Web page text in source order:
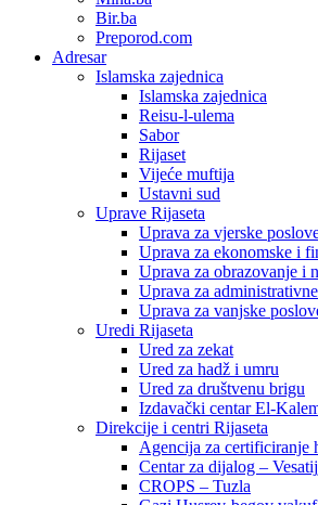
Bir.ba
Preporod.com
Adresar
Islamska zajednica
Islamska zajednica
Reisu-l-ulema
Sabor
Rijaset
Vijeće muftija
Ustavni sud
Uprave Rijaseta
Uprava za vjerske
Uprava za ekonomske i
Uprava za obrazovanje i
Uprava za
Uprava za vanjske
Uredi Rijaseta
Ured za zekat
Ured za hadž i umru
Ured za društvenu brigu
Izdavački centar El-
Direkcije i centri Rijaseta
Agencija za certificiranje
Centar za dijalog –
CROPS – Tuzla